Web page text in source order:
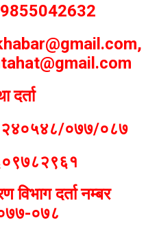
9855042632
दर्ता
२४०५४८/०७७/०८७
विभाग दर्ता नम्बर
०७८